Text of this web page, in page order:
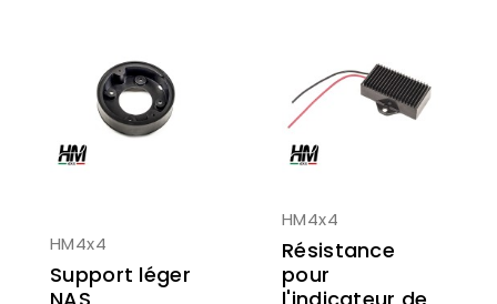
HM4x4
Support léger
HM4x4
Résistance
pour